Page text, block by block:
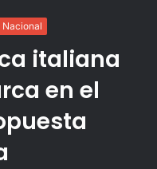
Nacional
italiana
en el